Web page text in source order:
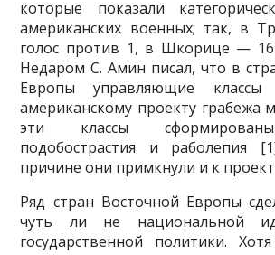
которые показали
американских военных; так, в
голос против 1, в Шкорице —
Недаром С. Амин писал, что в
Европы управляющие
американскому проекту грабежа
эти клас­сы
подобострастия и
причине они примкнули и к
Ряд стран Восточной Европы
чуть ли не нацио­нальной
государственной политики.